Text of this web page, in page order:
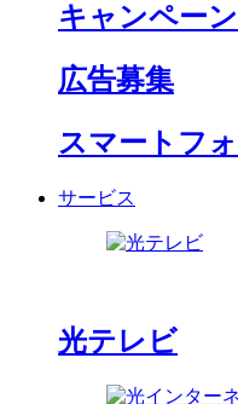
キャンペーン
広告募集
スマートフ
サービス
光テレビ